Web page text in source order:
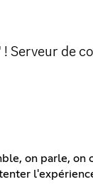
Serveur de
on parle,
tenter